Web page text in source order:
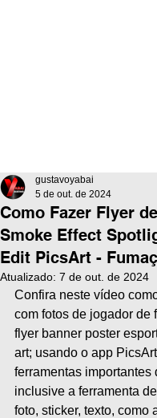
Como Fazer Flyer
Smoke Effect
Edit PicsArt -
gustavoyabai
5 de out. de 2024
Atualizado: 7 de out. de 2024
Confira neste vídeo
com fotos de jogador de
flyer banner poster
art; usando o app
ferramentas importantes
inclusive a ferramenta
foto, sticker, texto, como